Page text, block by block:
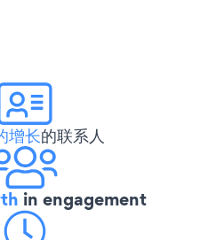
增长的联系人
in engagement